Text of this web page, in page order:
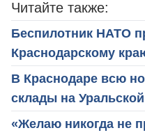
Читайте также:
Беспилотник НАТО
Краснодарскому
В Краснодаре всю
склады на Уральской
«Желаю никогда не